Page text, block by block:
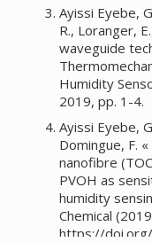
Ayissi Eyebe,
R., Loranger,
waveguide
Humidity
2019, pp. 1-4.
Ayissi Eyebe,
Domingue, F.
nanofibre
PVOH as
humidity
Chemical
https://